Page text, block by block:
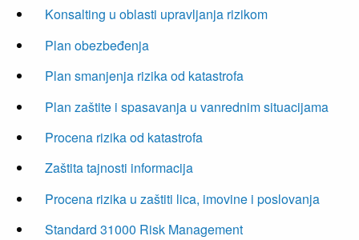
Konsalting u oblasti upravljanja rizikom
Plan obezbeđenja
Plan smanjenja rizika od katastrofa
Plan zaštite i spasavanja u vanrednim situacijama
Procena rizika od katastrofa
Zaštita tajnosti informacija
Procena rizika u zaštiti lica, imovine i poslovanja
Standard 31000 Risk Management